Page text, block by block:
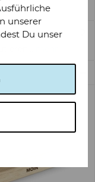
unserer
Du unser